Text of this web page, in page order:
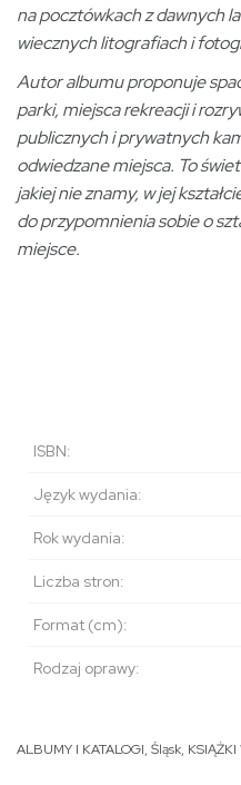
na pocztówkach z dawnych
wiecznych litografiach i
Autor albumu proponuje
parki, miejsca rekreacji i
publicznych i prywatnych
odwiedzane miejsca. To
jakiej nie znamy, w jej
do przypomnienia sobie o
miejsce.
ISBN:
Język wydania:
Rok wydania:
Liczba stron:
Format (cm):
Rodzaj oprawy:
ALBUMY I KATALOGI, Śląsk,